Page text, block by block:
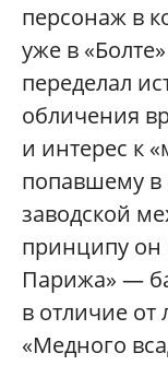
персонаж в
уже в
переделал
обличения
и интерес к
попавшему в
заводской
принципу он
Парижа» —
в отличие от
«Медного